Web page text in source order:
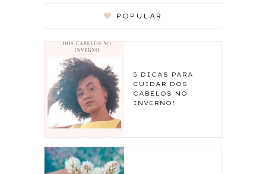
POPULAR
5 DICAS PARA
CUIDAR DOS
CABELOS NO
INVERNO!